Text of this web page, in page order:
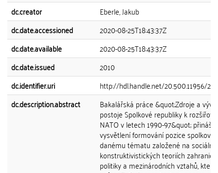
dc.creator
Eberle, Jakub
dc.date.accessioned
2020-08-25T18:43:37Z
dc.date.available
2020-08-25T18:43:37Z
dc.date.issued
2010
dc.identifier.uri
http://hdl.handle.net/20.500.11956/
dc.description.abstract
Bakalářská práce &quot;Zdroje a vývoj
postoje Spolkové republiky k
NATO v letech 1990-97&quot; přináší
vysvětlení formování pozice spolkové
danému tématu založené na sociálně
konstruktivistických teoriích zahraniční
politiky a mezinárodních vztahů, které